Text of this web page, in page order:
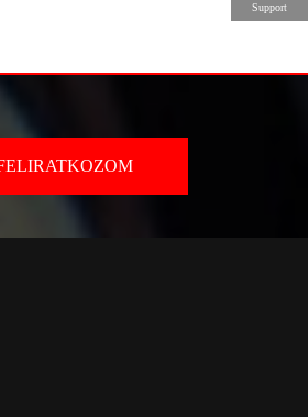
Support